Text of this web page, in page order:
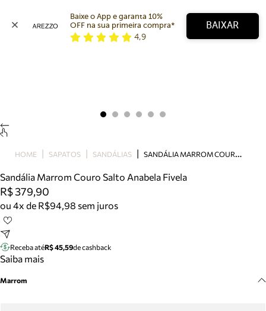
Bolsa
Tamanco
Tênis
Mule
Tire dúvidas sobre pedidos, devoluções e mais.
Baixe o App e garanta 10%
OFF na sua primeira compra*
4,9
BAIXAR
HOME SAPATOS SANDÁLIAS S
ANDÁLIA MARROM COURO SALTO ANABELA FIVELA
Sandália Marrom Couro Salto Anabela Fivela
R$ 379,90
ou 4x de R$94,98 sem juros
Receba atéR$ 45,59de cashback
Saiba mais
Marrom